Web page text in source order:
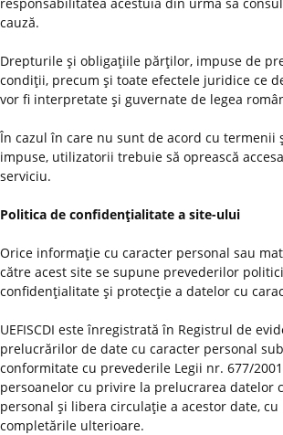
cauză.
Drepturile şi obligaţiile părţilor, impuse de
condiţii, precum şi toate efectele juridice ce
vor fi interpretate şi guvernate de legea
În cazul în care nu sunt de acord cu termenii
impuse, utilizatorii trebuie să oprească
serviciu.
Politica de confidenţialitate a site-ului
Orice informaţie cu caracter personal sau
către acest site se supune prevederilor
confidenţialitate şi protecţie a datelor cu
UEFISCDI este înregistrată în Registrul de
prelucrărilor de date cu caracter personal
conformitate cu prevederile Legii nr. 677/
persoanelor cu privire la prelucrarea datelor
personal şi libera circulaţie a acestor date,
completările ulterioare.